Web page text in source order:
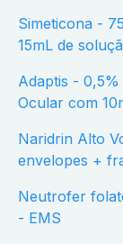
Simeticona - 75mg/mL com 1 frasco gotejador com
15mL de
Adaptis - 0,5% de Solução Oftálmica Lubrificante
Ocular com
Naridrin Alto Volume - Cloreto de sódio 9mg/mL 30
envelopes +
Neutrofer folato D - com 90 comprimidos revestidos
- EMS